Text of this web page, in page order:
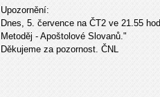
Upozornění:
Dnes, 5. července na ČT2 ve 21.55
Metoděj - Apoštolové Slovanů."
Děkujeme za pozornost. ČNL